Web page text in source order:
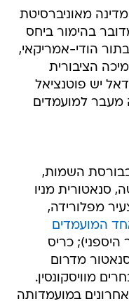
מאוניברסיטת
בהימור ביחס
הודי-אמריקאי,
הציבורית
יש פוטנציאל
מעבר למועמדים
בבורסת השמות,
סנאטורית מניו
מפלורידה,
המועמדים
היספני); כריס
סנאטור מדרום
מוויסקונסין.
במועמדותה